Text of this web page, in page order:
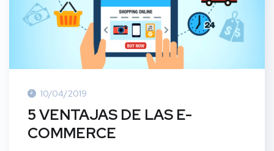
10/04/2019
5 VENTAJAS DE LAS E-
COMMERCE